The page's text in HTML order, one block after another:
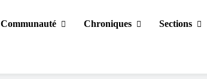
Communauté Chroniques Sections